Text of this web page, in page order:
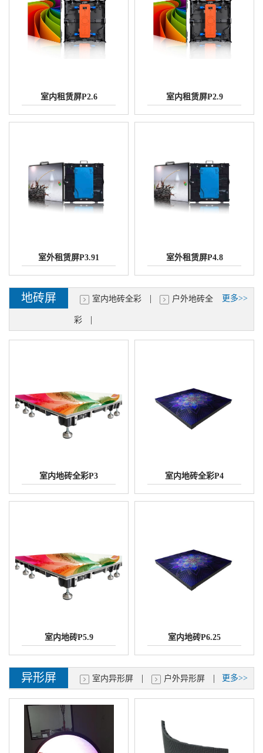
室内租赁屏P2.6 室内租赁屏P2.9
室外租赁屏P3.91 室外租赁屏P4.8
地砖屏 更多>>
室内地砖全彩 | 户外地砖全
彩 |
室内地砖全彩P3 室内地砖全彩P4
室内地砖P5.9 室内地砖P6.25
异形屏 更多>>
室内异形屏 | 户外异形屏 |